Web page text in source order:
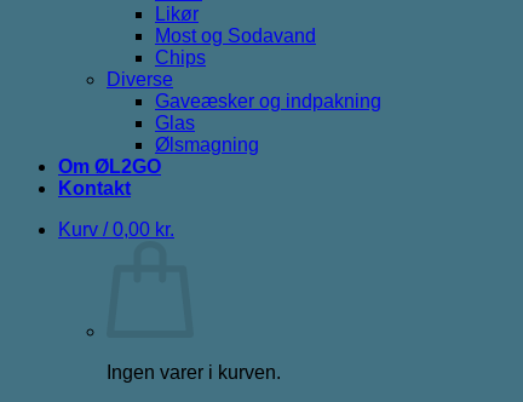
Likør
Most og Sodavand
Chips
Diverse
Gaveæsker og indpakning
Glas
Ølsmagning
Om ØL2GO
Kontakt
Kurv /0,00 kr.
Ingen varer i kurven.